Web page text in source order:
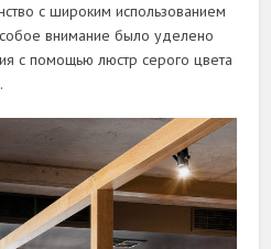
с широким использованием
внимание было уделено
с помощью люстр серого цвета